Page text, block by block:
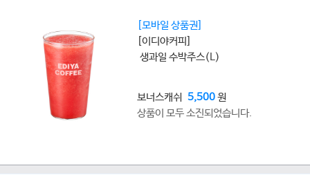
[모바일 상품권]
[이디야커피]
생과일 수박주스(L)
보너스캐쉬 5,500원
상품이 모두 소진되었습니다.